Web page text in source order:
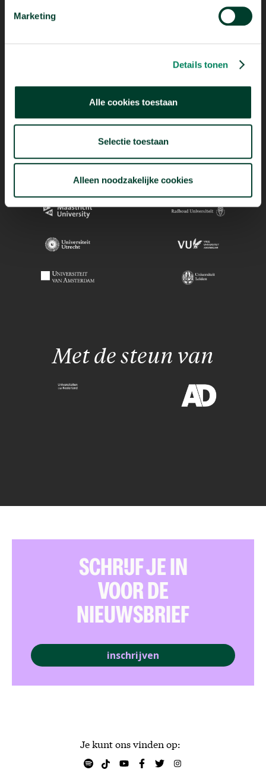
Marketing
Details tonen
Alle cookies toestaan
Selectie toestaan
Alleen noodzakelijke cookies
Met de steun van
Je kunt ons vinden op:
SCHRIJF JE IN
VOOR DE
NIEUWSBRIEF
inschrijven